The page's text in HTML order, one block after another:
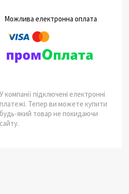
У компанії підключені електронні
платежі. Тепер ви можете купити
будь-який товар не покидаючи
сайту.